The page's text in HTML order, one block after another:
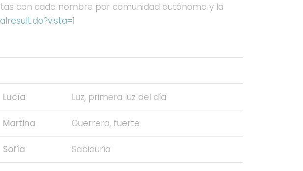
con cada nombre por comunidad autónoma y la
Lucía Luz, primera luz del día
Martina Guerrera, fuerte
Sofía Sabiduría